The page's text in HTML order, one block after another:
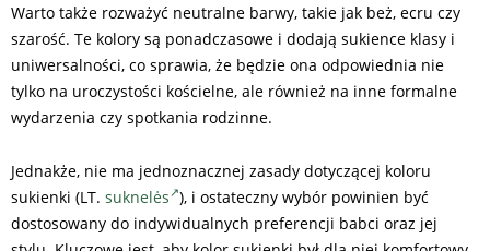
Warto także rozważyć neutralne barwy, takie jak beż, ecru czy
szarość. Te kolory są ponadczasowe i dodają sukience klasy i
uniwersalności, co sprawia, że będzie ona odpowiednia nie
tylko na uroczystości kościelne, ale również na inne formalne
wydarzenia czy spotkania rodzinne.
Jednakże, nie ma jednoznacznej zasady dotyczącej koloru
sukienki (LT. suknelės ), i ostateczny wybór powinien być
dostosowany do indywidualnych preferencji babci oraz jej